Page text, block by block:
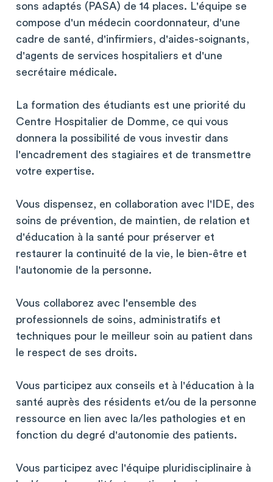
sons adaptés (PASA) de 14 places. L'équipe se
compose d'un médecin coordonnateur, d'une
cadre de santé, d'infirmiers, d'aides-soignants,
d'agents de services hospitaliers et d'une
secrétaire médicale.
La formation des étudiants est une priorité du
Centre Hospitalier de Domme, ce qui vous
donnera la possibilité de vous investir dans
l'encadrement des stagiaires et de transmettre
votre expertise.
Vous dispensez, en collaboration avec l'IDE, des
soins de prévention, de maintien, de relation et
d'éducation à la santé pour préserver et
restaurer la continuité de la vie, le bien-être et
l'autonomie de la personne.
Vous collaborez avec l'ensemble des
professionnels de soins, administratifs et
techniques pour le meilleur soin au patient dans
le respect de ses droits.
Vous participez aux conseils et à l'éducation à la
santé auprès des résidents et/ou de la personne
ressource en lien avec la/les pathologies et en
fonction du degré d'autonomie des patients.
Vous participez avec l'équipe pluridisciplinaire à